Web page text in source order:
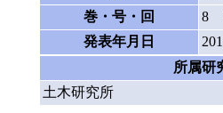
巻・号・回
8
発表年月日
所属研
土木研究所